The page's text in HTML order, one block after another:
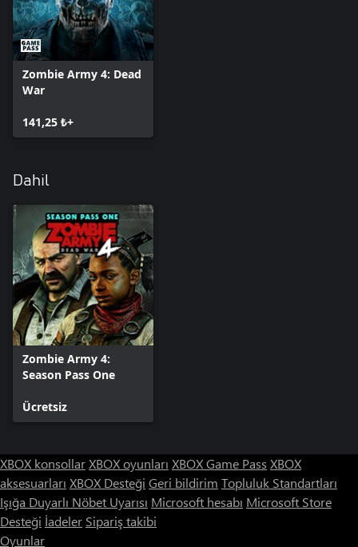
Zombie Army 4: Dead
War
141,25 ₺+
Dahil
Zombie Army 4:
Season Pass One
Ücretsiz
XBOX konsollarXBOX oyunları XBOX Game Pass XBOX
aksesuarları XBOX Desteği Geri bildirim Topluluk Standartları
Işığa Duyarlı Nöbet Uyarısı Microsoft hesabı Microsoft Store
Desteği İadeler Sipariş takibi
Oyunlar